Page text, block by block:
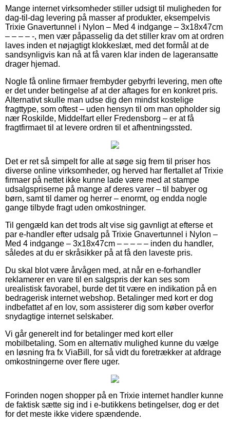
Mange internet virksomheder stiller udsigt til muligheden for
dag-til-dag levering på masser af produkter, eksempelvis
Trixie Gnavertunnel i Nylon – Med 4 indgange – 3x18x47cm
– – – – -, men vær påpasselig da det stiller krav om at ordren
laves inden et nøjagtigt klokkeslæt, med det formål at de
sandsynligvis kan nå at få varen klar inden de lageransatte
drager hjemad.
Nogle få online firmaer frembyder gebyrfri levering, men ofte
er det under betingelse af at der aftages for en konkret pris.
Alternativt skulle man udse dig den mindst kostelige
fragttype, som oftest – uden hensyn til om man opholder sig
nær Roskilde, Middelfart eller Fredensborg – er at få
fragtfirmaet til at levere ordren til et afhentningssted.
Det er ret så simpelt for alle at søge sig frem til priser hos
diverse online virksomheder, og herved har flertallet af Trixie
firmaer på nettet ikke kunne lade være med at stampe
udsalgspriserne på mange af deres varer – til babyer og
børn, samt til damer og herrer – enormt, og endda nogle
gange tilbyde fragt uden omkostninger.
Til gengæld kan det trods alt vise sig gavnligt at efterse et
par e-handler efter udsalg på Trixie Gnavertunnel i Nylon –
Med 4 indgange – 3x18x47cm – – – – – inden du handler,
således at du er skråsikker på at få den laveste pris.
Du skal blot være årvågen med, at når en e-forhandler
reklamerer en vare til en salgspris der kan ses som
urealistisk favorabel, burde det tit være en indikation på en
bedragerisk internet webshop. Betalinger med kort er dog
indbefattet af en lov, som assisterer dig som køber overfor
snydagtige internet selskaber.
Vi går generelt ind for betalinger med kort eller
mobilbetaling. Som en alternativ mulighed kunne du vælge
en løsning fra fx ViaBill, for så vidt du foretrækker at afdrage
omkostningerne over flere uger.
Forinden nogen shopper på en Trixie internet handler kunne
de faktisk sætte sig ind i e-butikkens betingelser, dog er det
for det meste ikke videre spændende.